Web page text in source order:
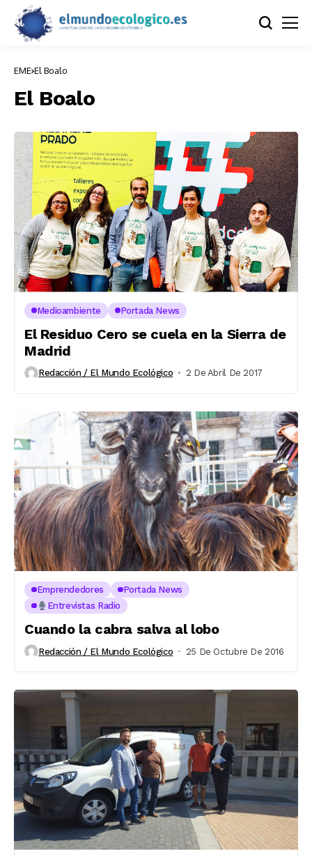
EME El Boalo
El Boalo
Medioambiente Portada News
El Residuo Cero se cuela en la Sierra de
Madrid
Redacción / El Mundo Ecológico 2 De Abril De 2017
Emprendedores
Portada News
Entrevistas Radio
Cuando la cabra salva al lobo
Redacción / El Mundo Ecológico 25 De Octubre De 2016